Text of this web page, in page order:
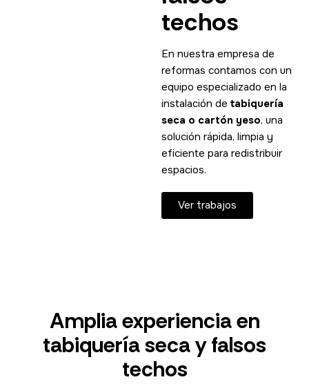
techos
En nuestra empresa de
reformas contamos con un
equipo especializado en la
instalación de tabiquería
seca o cartón yeso, una
solución rápida, limpia y
eficiente para redistribuir
espacios.
Ver trabajos
Amplia experiencia en
tabiquería seca y falsos
techos